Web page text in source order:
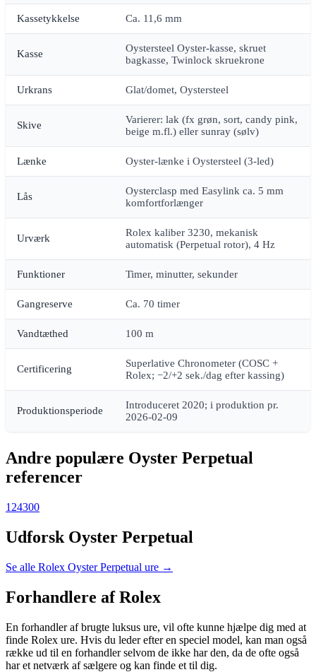
Kassetykkelse Ca. 11,6 mm
Kasse
Oystersteel Oyster-kasse, skruet
bagkasse, Twinlock skruekrone
Urkrans Glat/domet, Oystersteel
Skive
Varierer: lak (fx grøn, sort, candy pink,
beige m.fl.) eller sunray (sølv)
Lænke Oyster-lænke i Oystersteel (3-led)
Lås
Oysterclasp med Easylink ca. 5 mm
komfortforlænger
Urværk
Rolex kaliber 3230, mekanisk
automatisk (Perpetual rotor), 4 Hz
Funktioner Timer, minutter, sekunder
Gangreserve Ca. 70 timer
Vandtæthed 100 m
Certificering
Superlative Chronometer (COSC +
Rolex; −2/+2 sek./dag efter kassing)
Produktionsperiode
Introduceret 2020; i produktion pr.
2026-02-09
Andre populære Oyster Perpetual
referencer
124300
Udforsk Oyster Perpetual
Se alle Rolex Oyster Perpetual ure →
Forhandlere af Rolex
En forhandler af brugte luksus ure, vil ofte kunne hjælpe dig med at
finde Rolex ure. Hvis du leder efter en speciel model, kan man også
række ud til en forhandler selvom de ikke har den, da de ofte også
har et netværk af sælgere og kan finde et til dig.